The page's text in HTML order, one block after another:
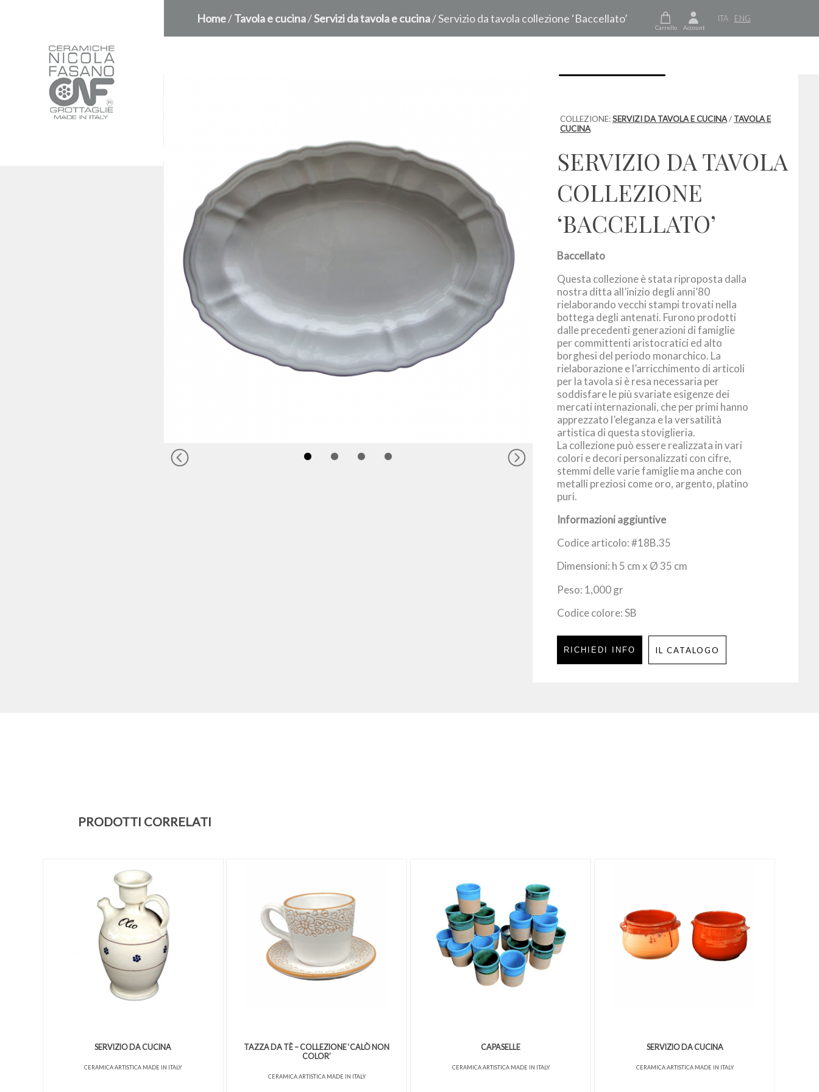
Carrello Account
ITA ENG
Home/Tavola e cucina/Servizi da tavola e cucina/ Servizio da tavola collezione ‘Baccellato’
COLLEZIONE:SERVIZI DA TAVOLA E CUCINA/ TAVOLA E
CUCINA
SERVIZIO DA TAVOLA
COLLEZIONE
‘BACCELLATO’
Baccellato
Questa collezione è stata riproposta dalla
nostra ditta all’inizio degli anni’80
rielaborando vecchi stampi trovati nella
bottega degli antenati. Furono prodotti
dalle precedenti generazioni di famiglie
per committenti aristocratici ed alto
borghesi del periodo monarchico. La
rielaborazione e l’arricchimento di articoli
per la tavola si è resa necessaria per
soddisfare le più svariate esigenze dei
mercati internazionali, che per primi hanno
apprezzato l’eleganza e la versatilità
artistica di questa stoviglieria.
La collezione può essere realizzata in vari
colori e decori personalizzati con cifre,
stemmi delle varie famiglie ma anche con
metalli preziosi come oro, argento, platino
puri.
Informazioni aggiuntive
Codice articolo: #18B.35
Dimensioni: h 5 cm x Ø 35 cm
Peso: 1,000 gr
Codice colore: SB
RICHIEDI INFO IL CATALOGO
PRODOTTI CORRELATI
SERVIZIO DA CUCINA
CERAMICA ARTISTICA MADE IN ITALY
TAZZA DA TÈ – COLLEZIONE ‘CALÒ NON
COLOR’
CERAMICA ARTISTICA MADE IN ITALY
CAPASELLE
CERAMICA ARTISTICA MADE IN ITALY
SERVIZIO DA CUCINA
CERAMICA ARTISTICA MADE IN ITALY